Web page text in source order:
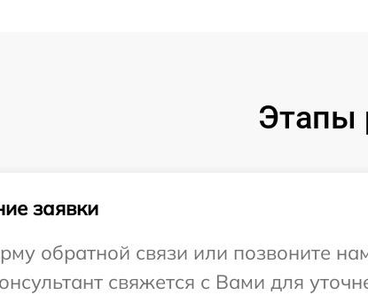
Этапы
заявки
обратной связи или позвоните
свяжется с Вами для